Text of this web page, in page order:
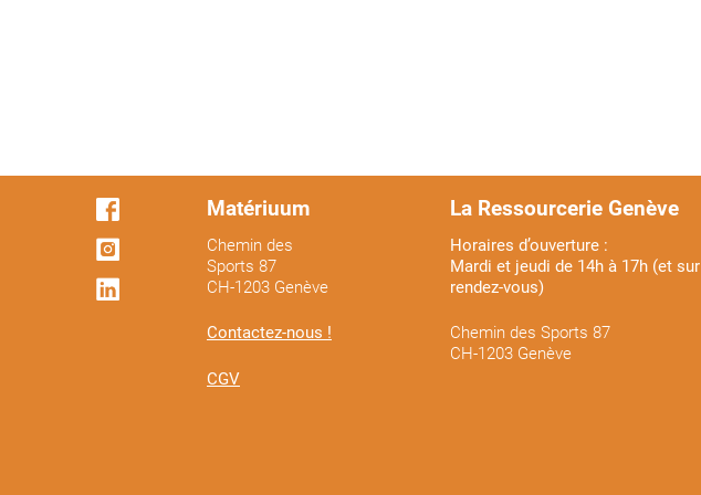
Matériuum
Chemin des
Sports 87
CH-1203 Genève
Contactez-nous !
CGV
La Ressourcerie Genève
Horaires d’ouverture :
Mardi et jeudi de 14h à 17h (et sur
rendez-vous)
Chemin des Sports 87
CH-1203 Genève